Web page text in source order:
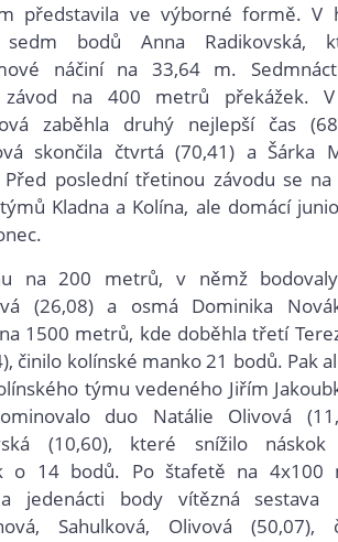
představila ve výborné formě. V
sedm bodů Anna Radikovská,
náčiní na 33,64 m.
závod na 400 metrů překážek.
zaběhla druhý nejlepší čas
skončila čtvrtá (70,41) a Šárka
Před poslední třetinou závodu se
Kladna a Kolína, ale domácí
na 200 metrů, v němž
(26,08) a osmá Dominika
1500 metrů, kde doběhla třetí
činilo kolínské manko 21 bodů. Pak
týmu vedeného Jiřím
duo Natálie Olivová
(10,60), které snížilo náskok
o 14 bodů. Po štafetě na 4x100
jedenácti body vítězná
Sahulková, Olivová